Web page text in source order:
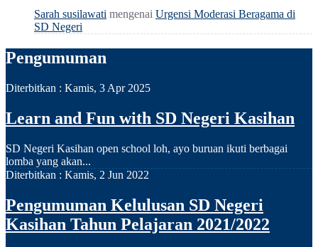
Sarah susilawati mengenai Urgensi Moderasi Beragama di
SD Negeri
Pengumuman
Diterbitkan : Kamis, 3 Apr 2025
Learn and Fun with SD Negeri Kasihan
SD Negeri Kasihan open school loh, ayo buruan ikuti berbagai
lomba yang akan...
Diterbitkan : Kamis, 2 Jun 2022
Pengumuman Kelulusan SD Negeri
Kasihan Tahun Pelajaran 2021/2022